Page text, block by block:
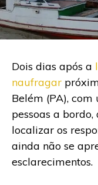
Dois dias após a
naufragar
Belém (PA),
pessoas a
localizar os
ainda não se
esclarecimentos.